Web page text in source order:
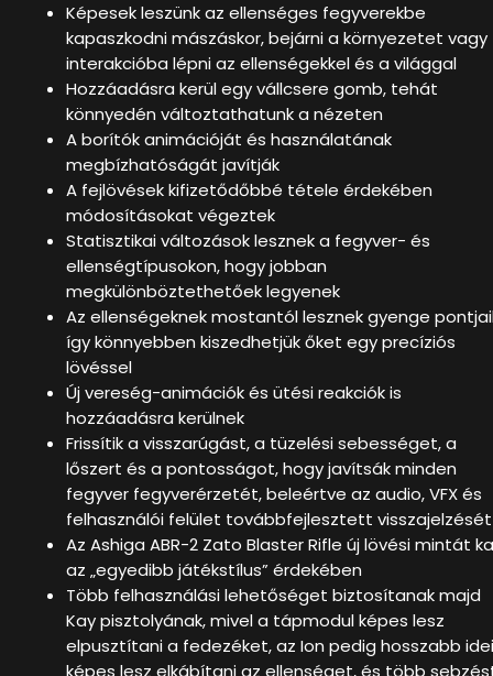
Képesek leszünk az ellenséges fegyverekbe
kapaszkodni mászáskor, bejárni a környezetet vagy
interakcióba lépni az ellenségekkel és a világgal
Hozzáadásra kerül egy vállcsere gomb, tehát
könnyedén változtathatunk a nézeten
A borítók animációját és használatának
megbízhatóságát javítják
A fejlövések kifizetődőbbé tétele érdekében
módosításokat végeztek
Statisztikai változások lesznek a fegyver- és
ellenségtípusokon, hogy jobban
megkülönböztethetőek legyenek
Az ellenségeknek mostantól lesznek gyenge
így könnyebben kiszedhetjük őket egy precíziós
lövéssel
Új vereség-animációk és ütési reakciók is
hozzáadásra kerülnek
Frissítik a visszarúgást, a tüzelési sebességet, a
lőszert és a pontosságot, hogy javítsák minden
fegyver fegyverérzetét, beleértve az audio, VFX és
felhasználói felület továbbfejlesztett visszajelzését
Az Ashiga ABR-2 Zato Blaster Rifle új lövési mintát
az „egyedibb játékstílus” érdekében
Több felhasználási lehetőséget biztosítanak majd
Kay pisztolyának, mivel a tápmodul képes lesz
elpusztítani a fedezéket, az Ion pedig hosszabb